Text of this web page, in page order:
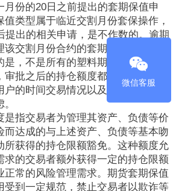
月份的20日之前提出的套期保值申
类型属于临近交割月份套保操作，
提出的相关申请，是不作数的。逾期
该交割月份合约的套期保值的申请。
，‌不是所有的塑料期货的套期保值
批之后的持仓额度都是一样的，‌交
的时间交易情况以及当前市场行情
是指交易者为管理其资产、‌负债等价
而达成的与上述资产、‌负债等基本吻
所获得的持仓限额豁免。‌这种额度允
求的交易者额外获得一定的持仓限额
正常的风险管理需求。‌期货套期保值
受到一定规范，‌禁止交易者以欺诈等
微信客服